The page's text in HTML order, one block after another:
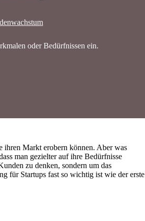
oder Bedürfnissen ein.
ihren Markt erobern können. Aber was
man gezielter auf ihre Bedürfnisse
zu denken, sondern um das
für Startups fast so wichtig ist wie der erste